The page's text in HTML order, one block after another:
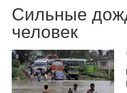
Сильные
человек